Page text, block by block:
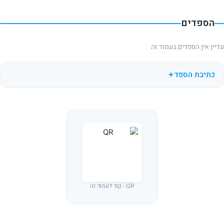
הספדים
עדיין אין הספדים בעמוד זה
כתיבת הספד
QR · קוד לעמוד זה